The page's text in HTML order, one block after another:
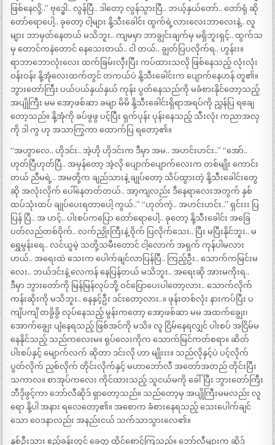
ဖြစ်နေလို့..” ဗုဒ္ဓေါ.. လွန်ပြီ.. ဒါတော့ လွန်သွားပြီ.. ဘယ့်နှယ်တော်.. တော်ရုံ ဆို
တော်ရောပေါ့.. ခုတော့ ငါ့များ နို့သီးခေါင်း ထွက်ရဲ့လားလေးဘာလေးနဲ့.. လူ
များ ဘာမှတ်နေတယ် မသိဘူး.. ကျမမှာ ဘာချွင်းချက်မှ မရှိဘူးရှင့်.. ထွက်သ
မှ တောင်ကနဲတောင် နေသေးတယ်.. ငါ တယ်.. ချွတ်ပြပလိုက်ရ.. ဟွန်းး။
ရာဘာဘောလုံးလေး ထက်ခြမ်းလှီးပြီး ကပ်ထားသလို ဖြစ်နေသည့် လုံးလုံး
ဝန်းဝန်း နို့အုံလေးထက်တွင် တကယ်ပဲ နို့သီးခေါင်းက ပျောက်နေဟန် တူ၏။
ဘွားတော်ကြီး ပယ်ပယ်နှယ်နှယ် ကုန်း ပွတ်နေသည်ကို မခံစားနိုင်တော့သည့်
အပျိုကြီး မမ အော့ဖစ်ဆာ ခမျာ မိမိ နို့သီးခေါင်းရှိရာအရပ်ကို ညွှန်ပြ ရချေ
တော့သည်။ နို့အုံကို ခပ်ဖွဖွ ပင့်ပြီး ရှက်ပုန်း ပုန်းနေသည့် သီးလုံး ကညာအလှ
ကို ဒါ ကွ ဟု အသာကြွကာ ထောက်ပြ ရတော့၏။
“အဟွာလေ.. ဟိုဒင်း.. အဲ့ဟို ဟိုဒင်းက ဒီမှာ အမ.. အဟင်းဟင်း..” “အော်..
ဟုတ်ပြီဟုတ်ပြီ.. အမှန်တော့ အဲ့လို ပျောက်ပျောက်လေးက တစ်မျိုး ကောင်း
တယ် ညီမရဲ့.. အမတို့က ချည်သားနဲ့ ချုပ်တော့ သိပ်ထွားတဲ့ နို့သီးခေါင်းတွေ
ဆို အလုံးလိုက် ပေါ်နေတတ်တယ်.. အာ့ကျလည်း ဒီနေရာလေးအတွက် နှစ်
ထပ်သုံးထပ် ချုပ်ပေးရတာပေါ့ ကွယ်..” “ဟုတ်ကဲ့.. အဟင်းဟင်း..” ရှင်းးး ပြ
ပြန် ပြီ.. အ ဟင့်.. ပါးစပ်ကပြော တော်ရောပေါ့.. ခုတော့ နို့သီးခေါင်း အခြေ
ပတ်လည်တစ်ဝိုက်.. လက်ညှိုးကြီးနဲ့ ဝိုက် ပြလိုက်သေး.. ပြီး မပြီးနိုင်ဘူး.. မ
ရွှေမွန်းရေ.. လင်ယူမဲ့ သတို့သမီးတောင် ငါ့လောက် အရှက် ကုန်ပါမလား
ဟယ်.. အရေးထဲ သေးက ပေါက်ချင်လာပြန်ပြီ.. ကြည့်ဦး.. သောက်ကမြင်းမ
လေး.. ဘယ်ဒင်းနဲ့ လေကန် နေပြန်တယ် မသိဘူး.. အရေးဆို အားမကိုးရ..
ဒီမှာ ဘွားတော်ကို မြန်မြန်လုပ်ဘို့ ဝင်ပြောပေးပါတော့လား.. သောက်လိုက်
ကန်းဆိုးကို မသိဘူး.. နေနှင့်ဦး ဒင်းတော့လား..။ ဖုန်းတစ်လုံး နားကပ်ပြီး ပ
ကျိပကျိ တခွိခွိ လုပ်နေသည့် မွန်းကတော့ အော့ဖစ်ဆာ မမ အထက်ချွေး၊
အောက်ချွေး ပျံနေရသည့် ဖြစ်အင်ကို မသိ။ လူ ငြိမ်နေရလျှင် ပါးစပ် အငြိမ်မ
နေနိုင်သည့် သည်ကလေးမ။ ရုပ်လေးကိုက သောက်မြင်ကတ်စရာ။ ဆိတ်
ပါးစပ်နှင့် မျောက်လက် ဆိုတာ ဒင်းလို ဟာ မျိုးးး။ သည်လိုနှင့်ပဲ ပင့်လိုက်
ပွတ်လိုက် ညှစ်လိုက် တိုင်းလိုက်နှင့် မဟာဘော်လီ အတော်အတည် တိုင်းပြီး
သကာလ။ စာအုပ်ကလေး ကိုင်ထားသည့် သူငယ်မကို ခေါ်ပြီး ဘွားတော်ကြီး
ဘီဒိုဖွင့်ကာ ဘော်လီဆိုဒ် ရှာတော့သည်။ သည်တော့မှ အပျိုကြီးမမလည်း လူ
ရော နို့ပါ အနား ရလေတော့၏။ အစောက ခံစားနေရသည့် သေးပေါက်ချင်
သော ဝေဒနာလည်း အနည်းငယ် သက်သာသွားလေ၏။
နှစ်ဦးသား ဧည့်ခန်းတွင် ခေတ္တ ထိုင်စောင့်ကြသည်။ ဘော်လီများက ဆိုဒ်